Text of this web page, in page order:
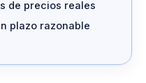
de precios reales
plazo razonable